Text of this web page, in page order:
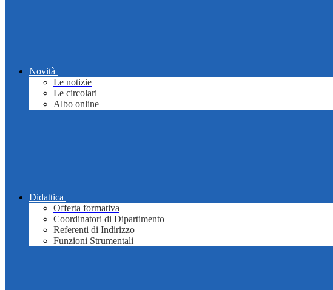
Novità
Le notizie
Le circolari
Albo online
Didattica
Offerta formativa
Coordinatori di Dipartimento
Referenti di Indirizzo
Funzioni Strumentali